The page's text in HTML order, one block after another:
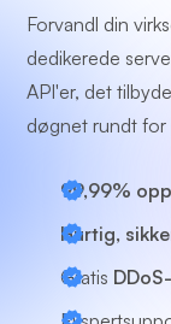
Forvandl din
dedikerede
API'er, det
døgnet rundt for
99,99%
Hurtig,
Gratis